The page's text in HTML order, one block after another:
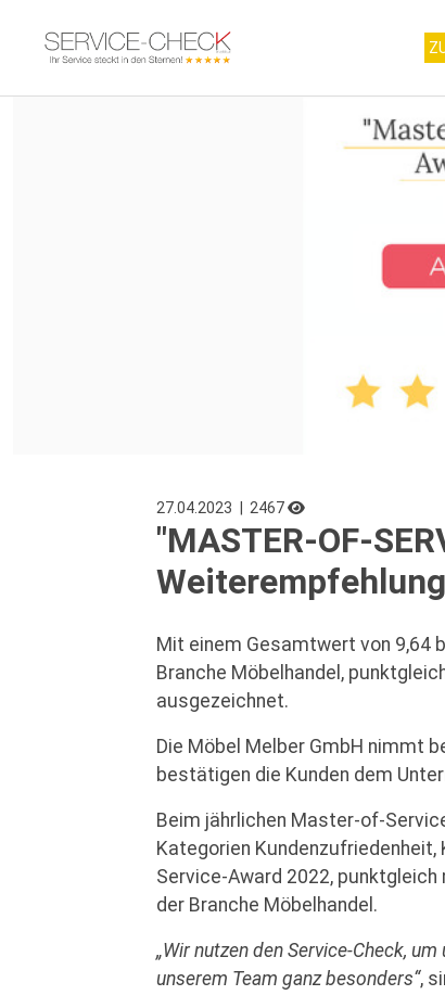
27.04.2023 | 2467
"MASTER-OF-
Mit einem Gesamtwert von 9,64
Branche Möbelhandel,
ausgezeichnet.
Die Möbel Melber GmbH nimmt
bestätigen die Kunden dem
Beim jährlichen Master-of-
Kategorien
Service-Award 2022,
der Branche Möbelhandel.
„Wir nutzen den Service-Check,
unserem Team ganz besonders“,